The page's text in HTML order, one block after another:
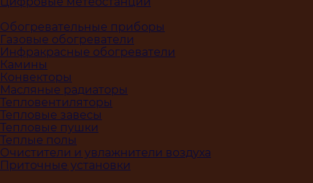
Обогревательные приборы
Газовые обогреватели
Инфракрасные обогреватели
Камины
Конвекторы
Масляные радиаторы
Тепловентиляторы
Тепловые завесы
Тепловые пушки
Теплые полы
Очистители и увлажнители воздуха
Приточные установки